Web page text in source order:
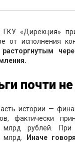
«Дирекция»
от исполнения
расторгнутым
почти
истории —
фактически
рублей. При
млрд.
Иначе